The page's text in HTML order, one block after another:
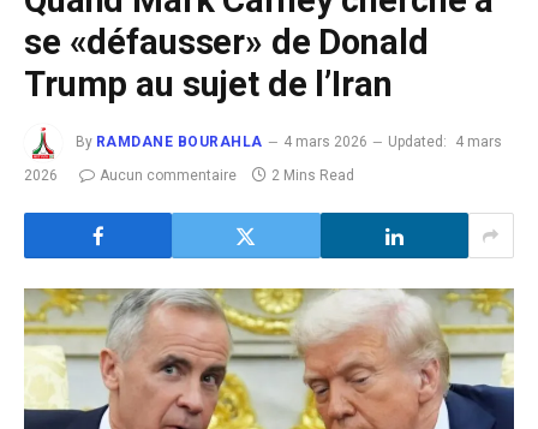
se «défausser» de Donald
Trump au sujet de l’Iran
By RAMDANE BOURAHLA 4 mars 2026 Updated:
4 mars
2026
Aucun commentaire 2 Mins Read